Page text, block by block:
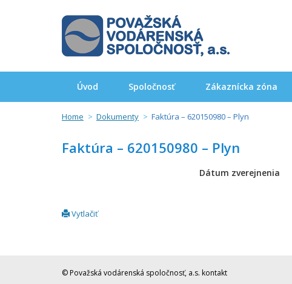
Úvod Spoločnosť Zákaznícka zóna
Home Dokumenty Faktúra – 620150980 – Plyn
Faktúra – 620150980 – Plyn
Dátum zverejnenia
Vytlačiť
© Považská vodárenská spoločnosť, a.s. kontakt